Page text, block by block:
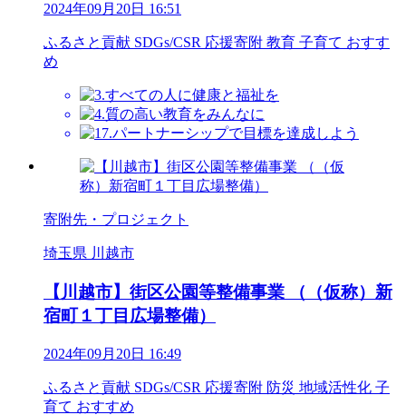
2024年09月20日 16:51
ふるさと貢献 SDGs/CSR 応援寄附 教育 子育て おすす
め
寄附先・プロジェクト
埼玉県 川越市
【川越市】街区公園等整備事業 （（仮称）新
宿町１丁目広場整備）
2024年09月20日 16:49
ふるさと貢献 SDGs/CSR 応援寄附 防災 地域活性化 子
育て おすすめ